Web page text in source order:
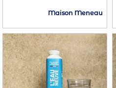
Maison Meneau